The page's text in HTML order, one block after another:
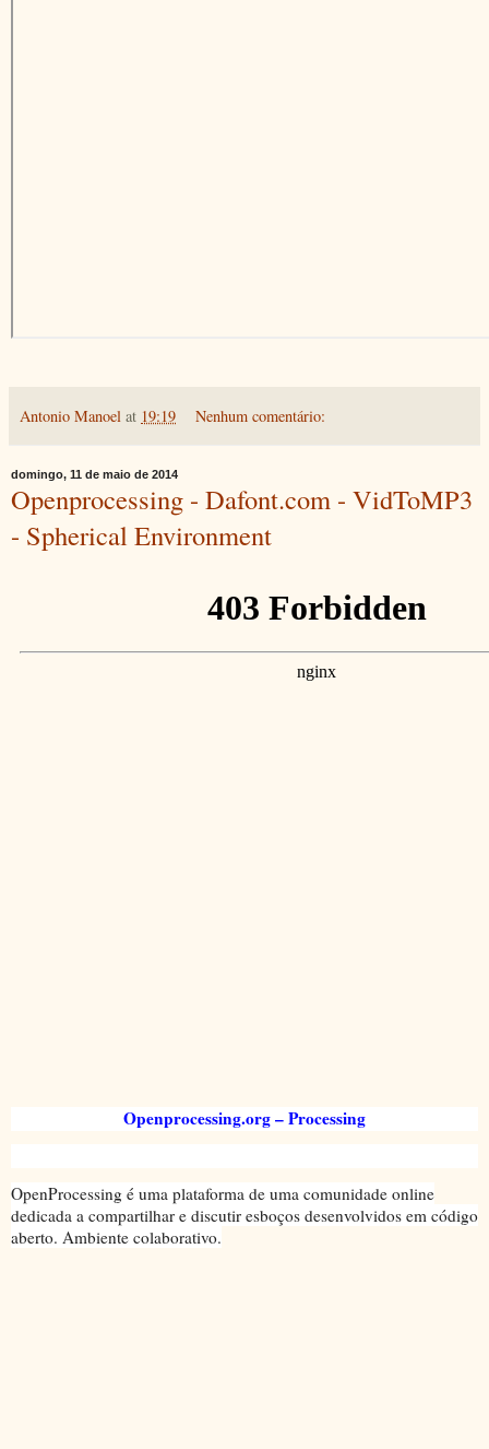
Antonio Manoel at 19:19 Nenhum comentário:
domingo, 11 de maio de 2014
Openprocessing - Dafont.com - VidToMP3
- Spherical Environment
Openprocessing.org – Processing
OpenProcessing é uma plataforma de uma comunidade online
dedicada a compartilhar e discutir esboços desenvolvidos em código
aberto. Ambiente colaborativo.